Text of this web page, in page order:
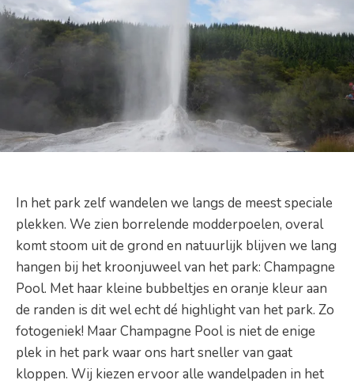
In het park zelf wandelen we langs de meest speciale
plekken. We zien borrelende modderpoelen, overal
komt stoom uit de grond en natuurlijk blijven we lang
hangen bij het kroonjuweel van het park: Champagne
Pool. Met haar kleine bubbeltjes en oranje kleur aan
de randen is dit wel echt dé highlight van het park. Zo
fotogeniek! Maar Champagne Pool is niet de enige
plek in het park waar ons hart sneller van gaat
kloppen. Wij kiezen ervoor alle wandelpaden in het